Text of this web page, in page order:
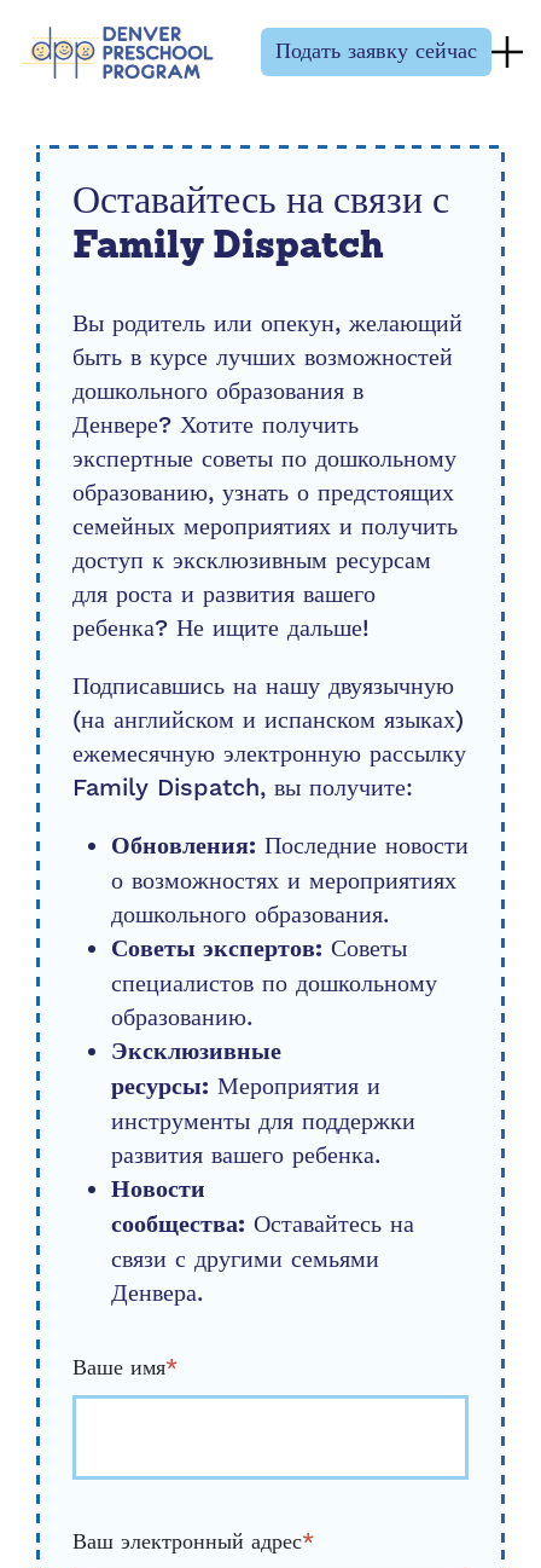
Подать заявку сейчас
Оставайтесь на связи с
Family Dispatch
Вы родитель или опекун, желающий
быть в курсе лучших возможностей
дошкольного образования в
Денвере? Хотите получить
экспертные советы по дошкольному
образованию, узнать о предстоящих
семейных мероприятиях и получить
доступ к эксклюзивным ресурсам
для роста и развития вашего
ребенка? Не ищите дальше!
Подписавшись на нашу двуязычную
(на английском и испанском языках)
ежемесячную электронную рассылку
Family Dispatch, вы получите:
Обновления: Последние новости
о возможностях и мероприятиях
дошкольного образования.
Советы экспертов: Советы
специалистов по дошкольному
образованию.
Эксклюзивные
ресурсы: Мероприятия и
инструменты для поддержки
развития вашего ребенка.
Новости
сообщества: Оставайтесь на
связи с другими семьями
Денвера.
Ваше имя*
Ваш электронный адрес*